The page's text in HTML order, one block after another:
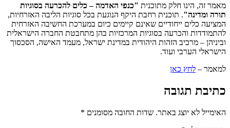
מאמר זה, הינו חלק מתוכנית "כנפי האדמה – כלים להכרעה בסוגיות
תורה ומדינה". תוכנית רחבת היקף הנוגעת בכל סוגיות הליבה האזרחיות,
המציעה כלים ייחודיים שאינם קיימים כיום במערכת החשיבה האזרחית
להתמודדות והכרעה בסוגיות המרכזיות בהן מתחבטת החברה הישראלית
וביניהן – מרכיב הזהות היהודית במדינת ישראל, מעמד האישה, הסכסוך
הישראלי הערבי ועוד.
למאמר – לחץ כאן
כתיבת תגובה
האימייל לא יוצג באתר. שדות החובה מסומנים *